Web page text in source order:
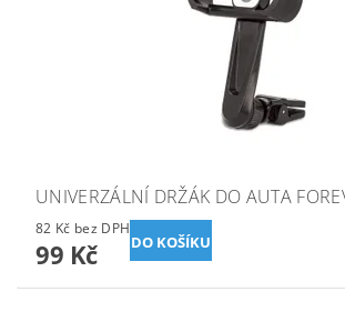
UNIVERZÁLNÍ DRŽÁK DO AUTA
82 Kč bez DPH
99 Kč